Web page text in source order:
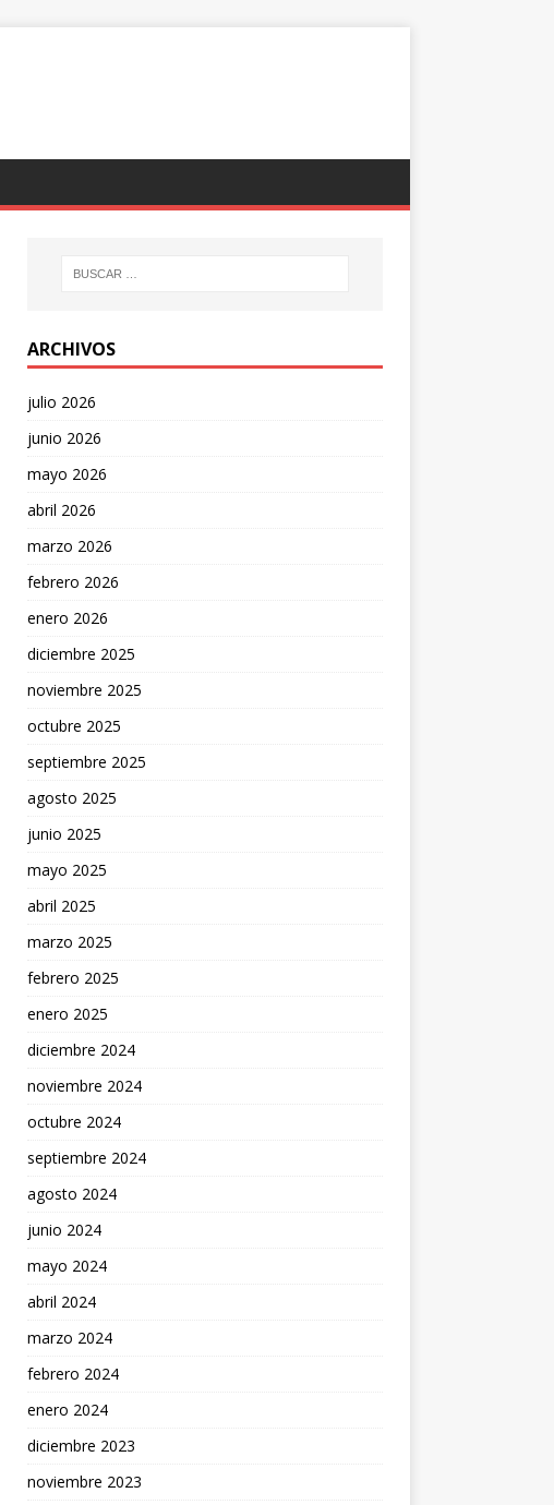
ARCHIVOS
julio 2026
junio 2026
mayo 2026
abril 2026
marzo 2026
febrero 2026
enero 2026
diciembre 2025
noviembre 2025
octubre 2025
septiembre 2025
agosto 2025
junio 2025
mayo 2025
abril 2025
marzo 2025
febrero 2025
enero 2025
diciembre 2024
noviembre 2024
octubre 2024
septiembre 2024
agosto 2024
junio 2024
mayo 2024
abril 2024
marzo 2024
febrero 2024
enero 2024
diciembre 2023
noviembre 2023